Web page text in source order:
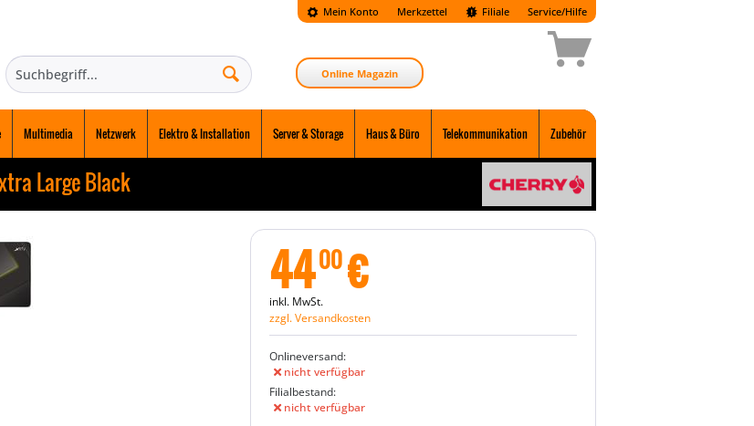
Mein Konto Merkzettel Filiale Service/Hilfe
Online Magazin
Multimedia Netzwerk Elektro & Installation Server & Storage Haus & Büro Telekommunikation Zubehör
Large Black
4400€
inkl. MwSt.
zzgl. Versandkosten
Onlineversand:
nicht verfügbar
Filialbestand:
nicht verfügbar